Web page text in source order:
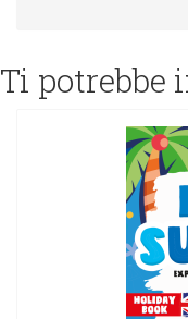
Ti potrebbe